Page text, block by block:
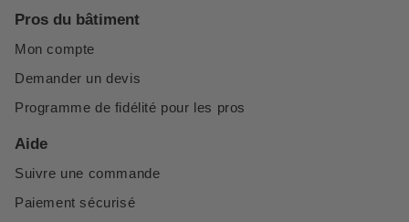
Pros du bâtiment
Mon compte
Demander un devis
Programme de fidélité pour les pros
Aide
Suivre une commande
Paiement sécurisé